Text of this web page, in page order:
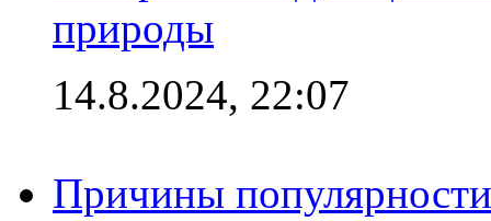
природы
14.8.2024, 22:07
Причины